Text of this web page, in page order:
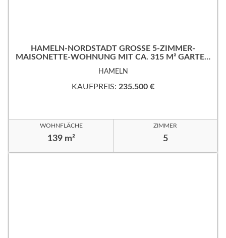
HAMELN-NORDSTADT GROSSE 5-ZIMMER-M
AISONETTE-WOHNUNG MIT CA. 315 M² GARTEN
HAMELN
KAUFPREIS: 235.500 €
WOHNFLÄCHE
139 m²
ZIMMER
5